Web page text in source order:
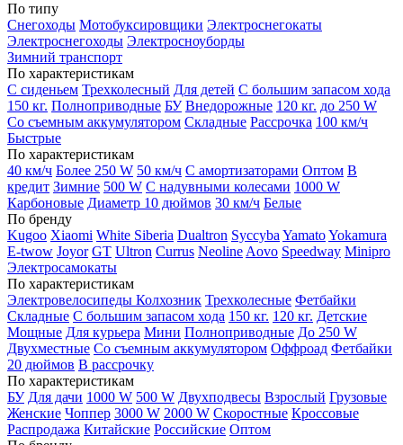
По типу
Снегоходы Мотобуксировщики Электроснегокаты
Электроснегоходы Электросноуборды
Зимний транспорт
По характеристикам
С сиденьем Трехколесный Для детей С большим запасом хода
150 кг. Полноприводные БУ Внедорожные 120 кг. до 250 W
Со съемным аккумулятором Складные Рассрочка 100 км/ч
Быстрые
По характеристикам
40 км/ч Более 250 W 50 км/ч С амортизаторами Оптом В
кредит Зимние 500 W С надувными колесами 1000 W
Карбоновые Диаметр 10 дюймов 30 км/ч Белые
По бренду
Kugoo Xiaomi White Siberia Dualtron Syccyba YamatoYokamura
E-twow Joyor GT Ultron Currus Neoline Aovo Speedway Minipro
Электросамокаты
По характеристикам
Электровелосипеды Колхозник Трехколесные Фетбайки
Складные С большим запасом хода 150 кг. 120 кг. Детские
Мощные Для курьера Мини Полноприводные До 250 W
Двухместные Со съемным аккумулятором Оффроад Фетбайки
20 дюймов В рассрочку
По характеристикам
БУ Для дачи 1000 W 500 W Двухподвесы Взрослый Грузовые
Женские Чоппер 3000 W 2000 W Скоростные Кроссовые
Распродажа Китайские Российские Оптом